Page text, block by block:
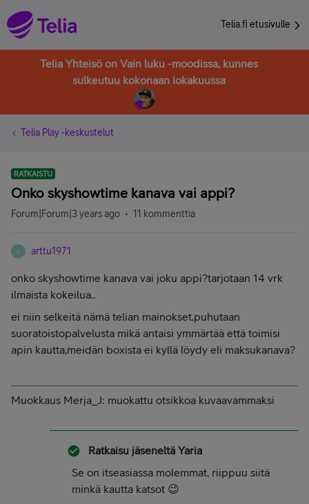
Telia.fi etusivulle
Telia Yhteisö on Vain luku -moodissa, kunnes
sulkeutuu kokonaan lokakuussa
Telia Play -keskustelut
RATKAISTU
Onko skyshowtime kanava vai appi?
Forum|Forum|3 years ago 11 kommenttia
A arttu1971
onko skyshowtime kanava vai joku appi?tarjotaan 14 vrk
ilmaista kokeilua..
ei niin selkeitä nämä telian mainokset,puhutaan
suoratoistopalvelusta mikä antaisi ymmärtää että toimisi
apin kautta,meidän boxista ei kyllä löydy eli maksukanava?
Muokkaus Merja_J: muokattu otsikkoa kuvaavammaksi
Ratkaisu jäseneltä Yaria
Se on itseasiassa molemmat, riippuu siitä
minkä kautta katsot 😉